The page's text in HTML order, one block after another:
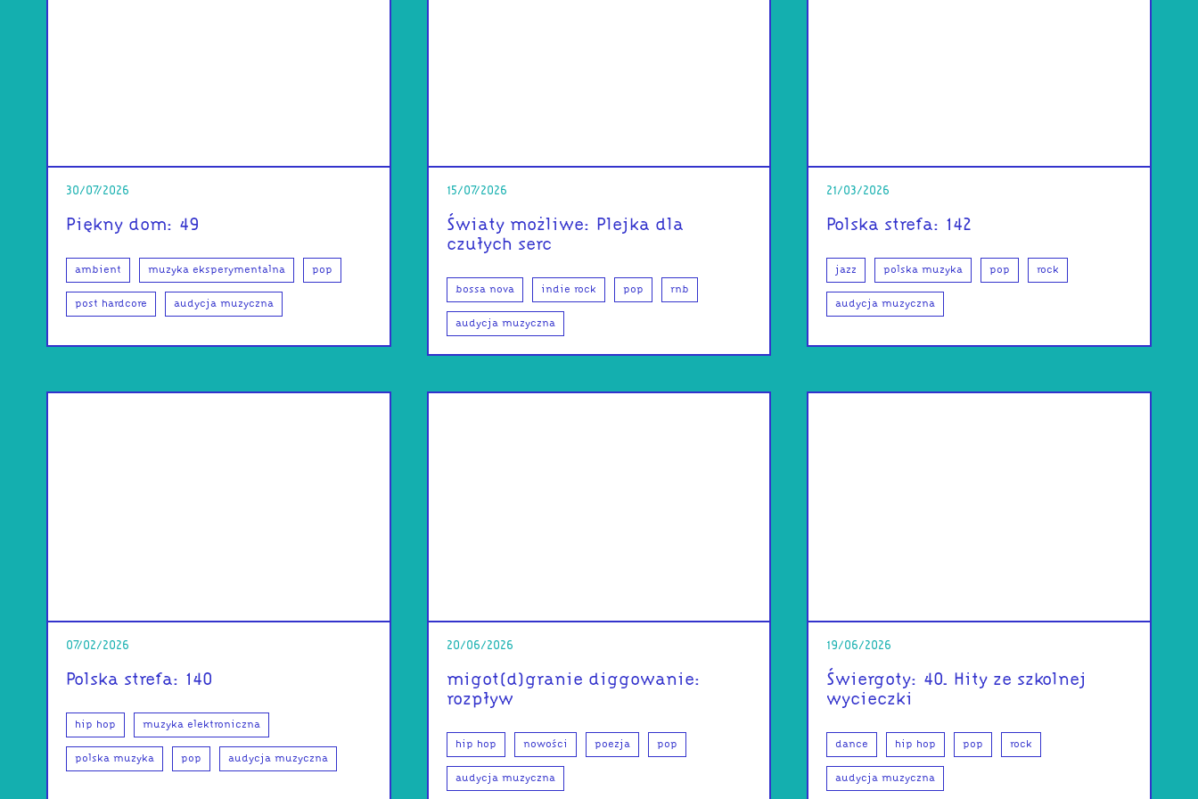
30/07/2026
Piękny dom: 49
ambient muzyka eksperymentalna pop
post hardcore audycja muzyczna
15/07/2026
Światy możliwe: Plejka dla
czułych serc
bossa nova indie rock pop rnb
audycja muzyczna
21/03/2026
Polska strefa: 142
jazz polska muzyka pop rock
audycja muzyczna
07/02/2026
Polska strefa: 140
hip hop muzyka elektroniczna
polska muzyka pop audycja muzyczna
20/06/2026
migot(d)granie diggowanie:
rozpływ
hip hop nowości poezja pop
audycja muzyczna
19/06/2026
Świergoty: 40. Hity ze szkolnej
wycieczki
dance hip hop pop rock
audycja muzyczna